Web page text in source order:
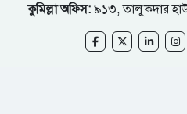
কুমিল্লা অফিস: ৯১৩, তালুকদার